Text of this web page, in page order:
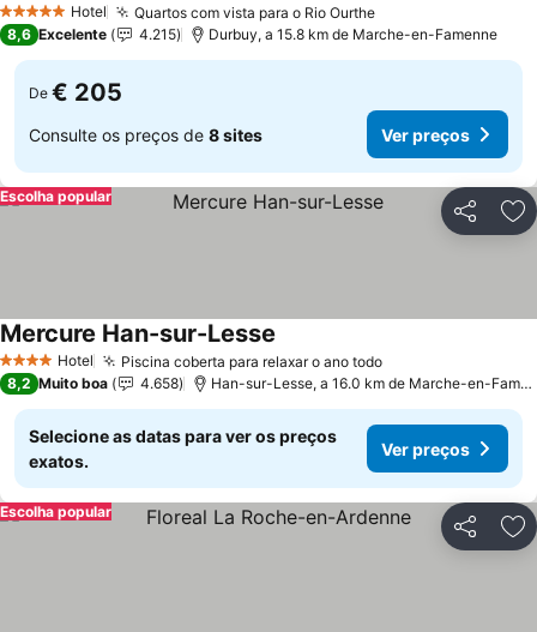
5 Estrelas Hotel Quartos com vista para o Rio Ourthe
8,6 Excelente 4.215 Durbuy, a 15.8 km de Marche-en-Famenne
De € 205
Consulte os preços de 8 sites Ver preços
Partilhar
Escolha popular
4 EstrelasHotel Piscina coberta para relaxar o ano todo
Mercure Han-sur-Lesse
8,2 Muito boa 4.658 Han-sur-Lesse, a 16.0 km de Marche-en-Famenne
Selecione as datas para ver os preços
exatos.
Ver preços
Partilhar
Escolha popular